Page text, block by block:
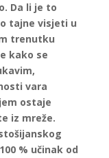
Da li je to
tajne visjeti u
trenutku
kako se
vara
ostaje
iz mreže.
% učinak od